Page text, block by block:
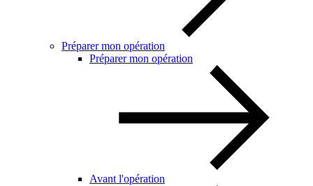
Préparer mon opération
Préparer mon opération
Avant l'opération